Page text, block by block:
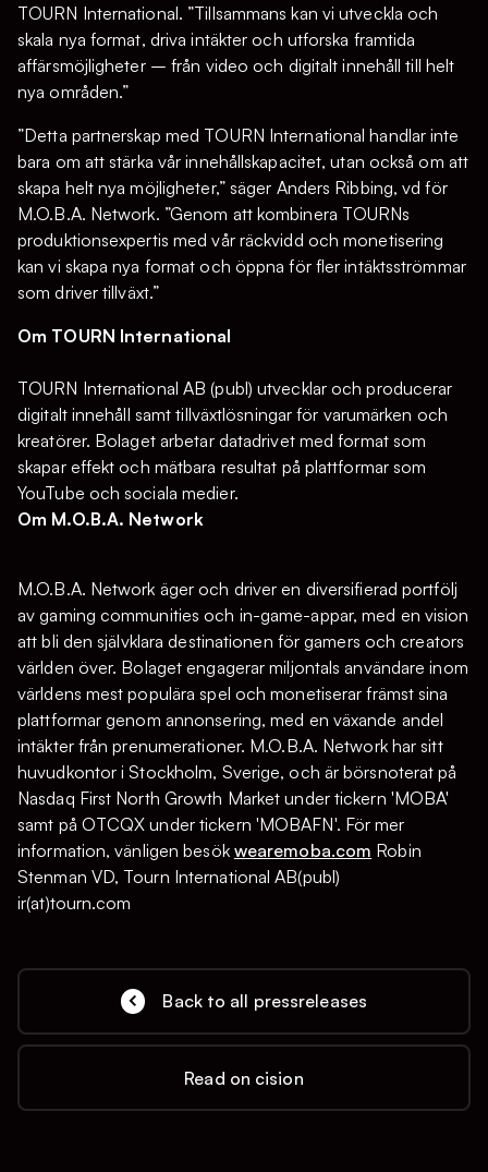
TOURN International. ”Tillsammans kan vi utveckla och
skala nya format, driva intäkter och utforska framtida
affärsmöjligheter – från video och digitalt innehåll till helt
nya områden.”
”Detta partnerskap med TOURN International handlar inte
bara om att stärka vår innehållskapacitet, utan också om att
skapa helt nya möjligheter,” säger Anders Ribbing, vd för
M.O.B.A. Network. ”Genom att kombinera TOURNs
produktionsexpertis med vår räckvidd och monetisering
kan vi skapa nya format och öppna för fler intäktsströmmar
som driver tillväxt.”
Om TOURN International
TOURN International AB (publ) utvecklar och producerar
digitalt innehåll samt tillväxtlösningar för varumärken och
kreatörer. Bolaget arbetar datadrivet med format som
skapar effekt och mätbara resultat på plattformar som
YouTube och sociala medier.
Om M.O.B.A. Network
M.O.B.A. Network äger och driver en diversifierad portfölj
av gaming communities och in-game-appar, med en vision
att bli den självklara destinationen för gamers och creators
världen över. Bolaget engagerar miljontals användare inom
världens mest populära spel och monetiserar främst sina
plattformar genom annonsering, med en växande andel
intäkter från prenumerationer. M.O.B.A. Network har sitt
huvudkontor i Stockholm, Sverige, och är börsnoterat på
Nasdaq First North Growth Market under tickern 'MOBA'
samt på OTCQX under tickern 'MOBAFN'. För mer
information, vänligen besök wearemoba.com Robin
Stenman VD, Tourn International AB(publ)
ir(at)tourn.com
Back to all pressreleases
Read on cision